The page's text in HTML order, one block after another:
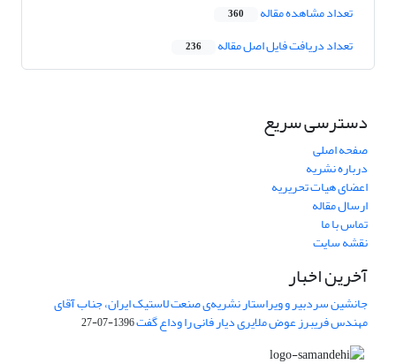
تعداد مشاهده مقاله 360
تعداد دریافت فایل اصل مقاله 236
دسترسی سریع
صفحه اصلی
درباره نشریه
اعضای هیات تحریریه
ارسال مقاله
تماس با ما
نقشه سایت
آخرین اخبار
جانشین سردبیر و ویراستار نشریه‌ی صنعت لاستیک ایران، جناب آقای
مهندس فریبرز عوض ملایری دیار فانی را وداع گفت1396-07-27